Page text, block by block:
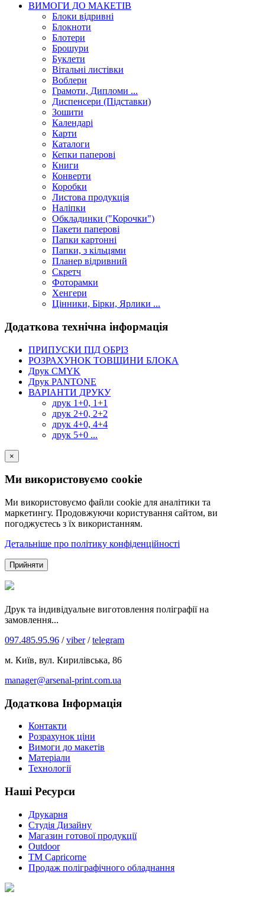
ВИМОГИ ДО МАКЕТІВ
Блоки відривні
Блокноти
Блотери
Брошури
Буклети
Вітальні листівки
Воблери
Грамоти, Дипломи ...
Диспенсери (Підставки)
Зошити
Календарі
Карти
Каталоги
Кепки паперові
Книги
Конверти
Коробки
Листова продукція
Наліпки
Обкладинки ("Корочки")
Пакети паперові
Папки картонні
Папки, з кільцями
Планер відривний
Скретч
Фоторамки
Хенгери
Цінники, Бірки, Ярлики ...
Додаткова технічна інформація
ПРИПУСКИ ПІД ОБРІЗ
РОЗРАХУНОК ТОВЩИНИ БЛОКА
Друк CMYK
Друк PANTONE
ВАРІАНТИ ДРУКУ
друк 1+0, 1+1
друк 2+0, 2+2
друк 4+0, 4+4
друк 5+0 ...
×
Ми використовуємо cookie
Ми використовуємо файли cookie для аналітики та
маркетингу. Продовжуючи користування сайтом, ви
погоджуєтесь з їх використанням.
Детальніше про політику конфіденційності
Прийняти
Друк та індивідуальне виготовлення поліграфії на
замовлення...
097.485.95.96 /viber/telegram
м. Київ, вул. Кирилівська, 86
manager@arsenal-print.com.ua
Додаткова Інформація
Контакти
Розрахунок ціни
Вимоги до макетів
Матеріали
Технології
Наші Ресурси
Друкарня
Студія Дизайну
Магазин готової продукції
Outdoor
TM Capricorne
Продаж поліграфічного обладнання